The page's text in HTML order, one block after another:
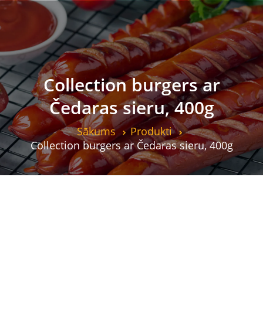
Collection burgers ar
Čedaras sieru, 400g
Sākums
Produkti
Collection burgers ar Čedaras sieru, 400g